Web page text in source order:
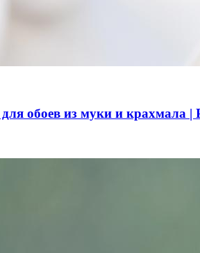
для обоев из муки и крахмала